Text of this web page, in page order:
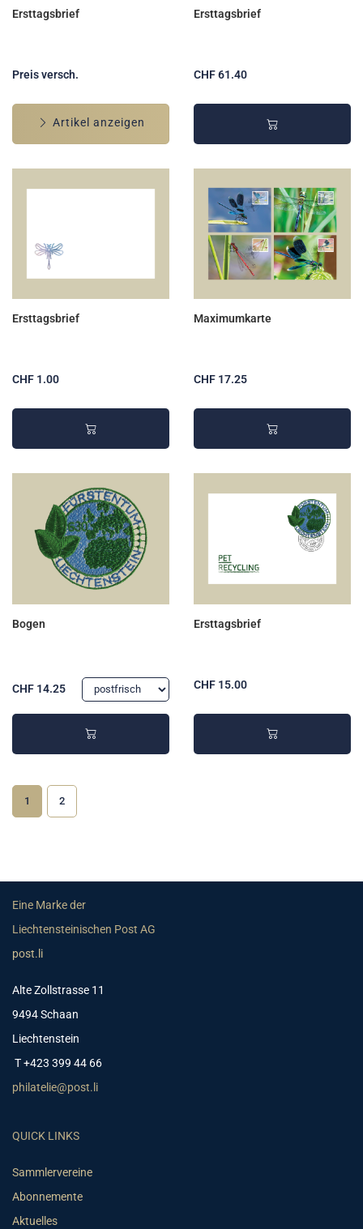
Ersttagsbrief
Preis versch.
Artikel anzeigen
Ersttagsbrief
CHF 61.40
Ersttagsbrief
CHF 1.00
Maximumkarte
CHF 17.25
Bogen
CHF 14.25
Ersttagsbrief
CHF 15.00
1 2
Eine Marke der
Liechtensteinischen Post AG
post.li
Alte Zollstrasse 11
9494 Schaan
Liechtenstein
T +423 399 44 66
philatelie@post.li
QUICK LINKS
Sammlervereine
Abonnemente
Aktuelles